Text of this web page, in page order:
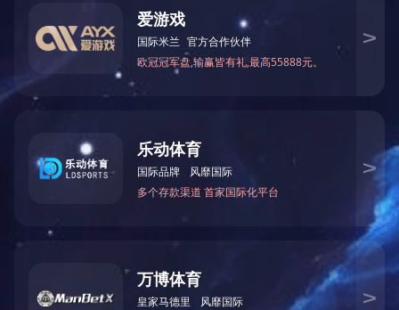
最大加工直径:450mm
电机总功率:26.5kw
机床尺寸（长、宽、高）：11.5M×2.25M×2.2M
下一篇：MJ263木工圆锯机
公司简介
新闻资讯
News
公司动态